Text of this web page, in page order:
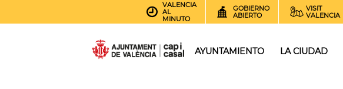
VALENCIA
AL
MINUTO
GOBIERNO
ABIERTO
VISIT
VALENCIA
AYUNTAMIENTO LA CIUDAD